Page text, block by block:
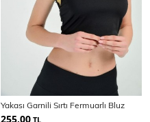
Yakası Garnili Sırtı Fermuarlı Bluz
255,00 TL